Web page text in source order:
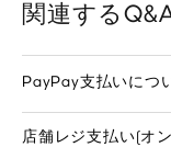
関連する
PayPay支払いにつ
店舗レジ支払い(オ